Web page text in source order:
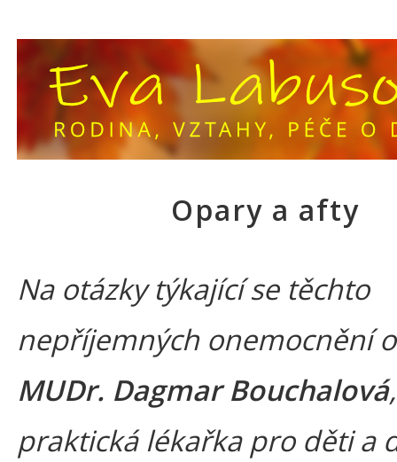
Opary a afty
Na otázky týkající se těchto
nepříjemných onemocnění
MUDr. Dagmar Bouchalová,
praktická lékařka pro děti a